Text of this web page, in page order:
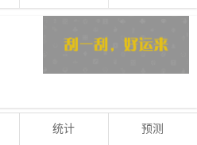
6 + 6 + 5 = 17
号码
统计 预测